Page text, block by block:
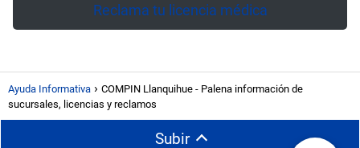
Reclama tu licencia médica
Ayuda Informativa
COMPIN Llanquihue - Palena información de
sucursales, licencias y reclamos
Subir